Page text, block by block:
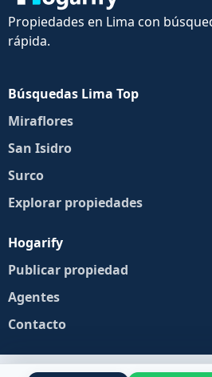
Propiedades en Lima con
rápida.
Búsquedas Lima Top
Miraflores
San Isidro
Surco
Explorar propiedades
Hogarify
Publicar propiedad
Agentes
Contacto